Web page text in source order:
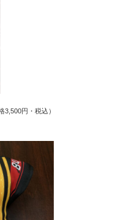
3,500円・税込）